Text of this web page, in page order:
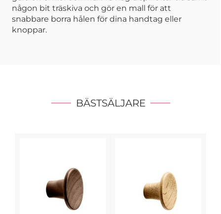
någon bit träskiva och gör en mall för att
snabbare borra hålen för dina handtag eller
knoppar.
BÄSTSÄLJARE